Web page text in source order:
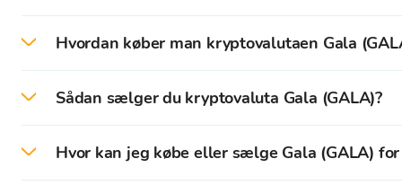
Hvordan køber man kryptovalutaen Gala
handel med kryptovalutaer.
Sådan sælger du kryptovaluta Gala (GALA)?
Hvor kan jeg købe eller sælge Gala (GALA)